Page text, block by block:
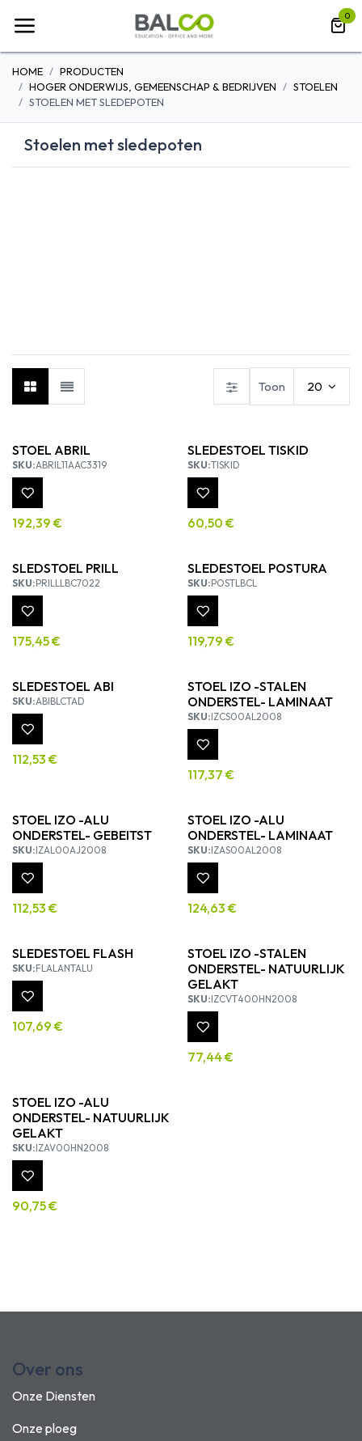
0
HOME
PRODUCTEN
HOGER ONDERWIJS, GEMEENSCHAP & BEDRIJVEN
STOELEN
STOELEN MET SLEDEPOTEN
Stoelen met sledepoten
Toon 20
STOEL ABRIL
SKU:ABRIL11AAC3319
192,39 €
SLEDESTOEL TISKID
SKU:TISKID
60,50 €
SLEDSTOEL PRILL
SKU:PRILLLBC7022
175,45€
SLEDESTOEL POSTURA
SKU:POSTLBCL
119,79 €
SLEDESTOEL ABI
SKU:ABIBLCTAD
112,53 €
STOEL IZO -STALEN
ONDERSTEL- LAMINAAT
SKU:IZCS00AL2008
117,37 €
STOEL IZO -ALU
ONDERSTEL- GEBEITST
SKU:IZAL00AJ2008
112,53 €
STOEL IZO -ALU
ONDERSTEL- LAMINAAT
SKU:IZAS00AL2008
124,63 €
SLEDESTOEL FLASH
SKU:FLALANTALU
107,69 €
STOEL IZO -STALEN
ONDERSTEL- NATUURLIJK
GELAKT
SKU:IZCVT400HN2008
77,44€
STOEL IZO -ALU
ONDERSTEL- NATUURLIJK
GELAKT
SKU:IZAV00HN2008
90,75€
Over ons
Onze Diensten
Onze ploeg